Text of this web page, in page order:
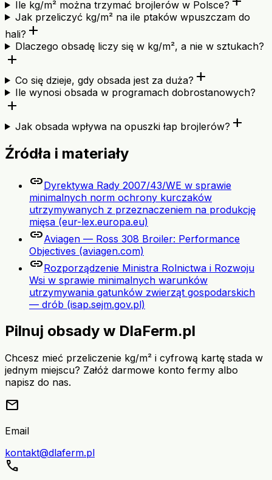
Ile kg/m² można trzymać brojlerów w Polsce?
Jak przeliczyć kg/m² na ile ptaków wpuszczam do
hali? add
Dlaczego obsadę liczy się w kg/m², a nie w sztukach?
add
Co się dzieje, gdy obsada jest za duża? add
Ile wynosi obsada w programach dobrostanowych?
add
Jak obsada wpływa na opuszki łap brojlerów? add
Źródła i materiały
linkDyrektywa Rady 2007/43/WE w sprawie
minimalnych norm ochrony kurczaków
utrzymywanych z przeznaczeniem na produkcję
mięsa (eur-lex.europa.eu)
linkAviagen — Ross 308 Broiler: Performance
Objectives (aviagen.com)
linkRozporządzenie Ministra Rolnictwa i Rozwoju
Wsi w sprawie minimalnych warunków
utrzymywania gatunków zwierząt gospodarskich
— drób (isap.sejm.gov.pl)
Pilnuj obsady w DlaFerm.pl
Chcesz mieć przeliczenie kg/m² i cyfrową kartę stada w
jednym miejscu? Załóż darmowe konto fermy albo
napisz do nas.
mail
Email
kontakt@dlaferm.pl
call